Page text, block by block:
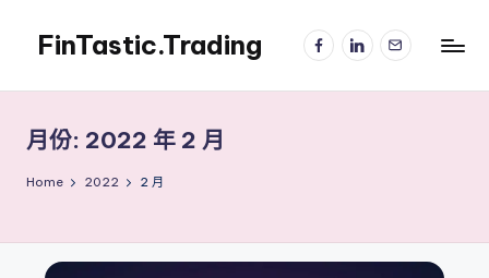
content
FinTastic.Trading
美
股
交
FacebookLinkedIn
電
子
月份: 2022 年 2 月
Home 2022 2 月